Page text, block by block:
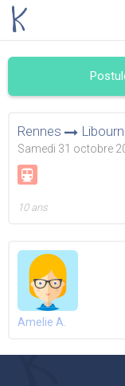
Rennes
Samedi 31 octobre
10 ans
Amelie A.